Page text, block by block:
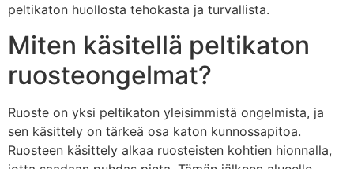
peltikaton huollosta tehokasta ja turvallista.
Miten käsitellä peltikaton
ruosteongelmat?
Ruoste on yksi peltikaton yleisimmistä ongelmista, ja
sen käsittely on tärkeä osa katon kunnossapitoa.
Ruosteen käsittely alkaa ruosteisten kohtien hionnalla,